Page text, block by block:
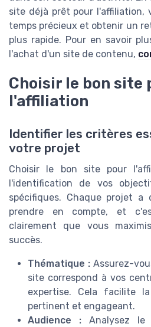
site déjà prêt pour l'affiliation,
temps précieux et obtenir un
plus rapide. Pour en savoir
l'achat d'un site de contenu,
Choisir le bon site
l'affiliation
Identifier les critères
votre projet
Choisir le bon site pour
l'identification de vos
spécifiques. Chaque projet a
prendre en compte, et
clairement que vous
succès.
Thématique :Assurez-
site correspond à vos
expertise. Cela facilite
pertinent et engageant.
Audience : Analysez